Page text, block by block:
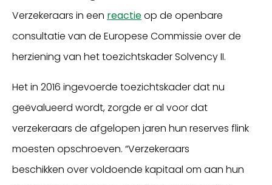
Inloggen
Verzekeraars in een reactieop de openbare
consultatie van de Europese Commissie over de
herziening van het toezichtskader Solvency II.
Hetin 2016 ingevoerde toezichtskaderdat nu
geëvalueerd wordt, zorgde eral voordat
verzekeraars de afgelopen jaren hun reserves flink
moesten opschroeven. “Verzekeraars
beschikken overvoldoende kapitaal om aan hun